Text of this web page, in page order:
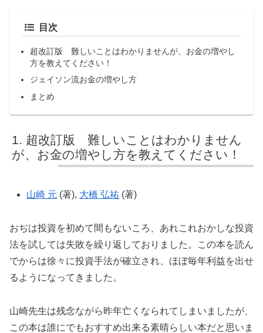
目次
超改訂版 難しいことはわかりませんが、お金の増やし
方を教えてください！
ジェイソン流お金の増やし方
まとめ
超改訂版 難しいことはわかりません
が、お金の増やし方を教えてください！
山崎 元 (著), 大橋 弘祐 (著)
おぢは投資を初めて間もないころ、あれこれおかしな投資
法を試しては失敗を繰り返しておりました。この本を読ん
でからは徐々に投資手法が確立され、ほぼ毎年利益を出せ
るようになってきました。
山崎先生は残念ながら昨年亡くなられてしまいましたが、
この本は誰にでもおすすめ出来る素晴らしい本だと思いま